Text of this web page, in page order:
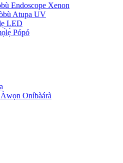
Endoscope Xenon
Atupa UV
LED
Pópó
Oníbàárà